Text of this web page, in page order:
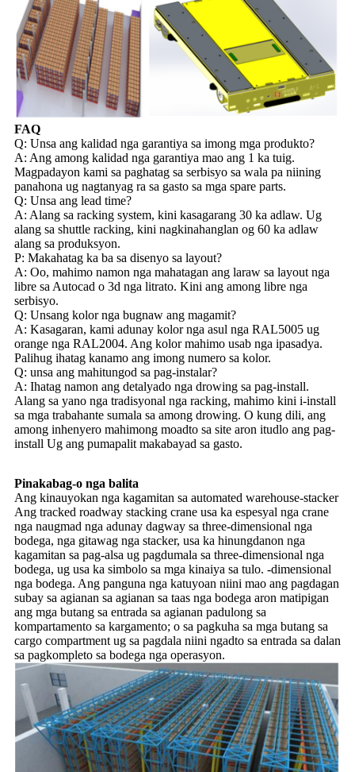
FAQ
Q: Unsa ang kalidad nga garantiya sa imong mga produkto?
A: Ang among kalidad nga garantiya mao ang 1 ka tuig.
Magpadayon kami sa paghatag sa serbisyo sa wala pa niining
panahona ug nagtanyag ra sa gasto sa mga spare parts.
Q: Unsa ang lead time?
A: Alang sa racking system, kini kasagarang 30 ka adlaw. Ug
alang sa shuttle racking, kini nagkinahanglan og 60 ka adlaw
alang sa produksyon.
P: Makahatag ka ba sa disenyo sa layout?
A: Oo, mahimo namon nga mahatagan ang laraw sa layout nga
libre sa Autocad o 3d nga litrato. Kini ang among libre nga
serbisyo.
Q: Unsang kolor nga bugnaw ang magamit?
A: Kasagaran, kami adunay kolor nga asul nga RAL5005 ug
orange nga RAL2004. Ang kolor mahimo usab nga ipasadya.
Palihug ihatag kanamo ang imong numero sa kolor.
Q: unsa ang mahitungod sa pag-instalar?
A: Ihatag namon ang detalyado nga drowing sa pag-install.
Alang sa yano nga tradisyonal nga racking, mahimo kini i-install
sa mga trabahante sumala sa among drowing. O kung dili, ang
among inhenyero mahimong moadto sa site aron itudlo ang pag-
install Ug ang pumapalit makabayad sa gasto.
Pinakabag-o nga balita
Ang kinauyokan nga kagamitan sa automated warehouse-stacker
Ang tracked roadway stacking crane usa ka espesyal nga crane
nga naugmad nga adunay dagway sa three-dimensional nga
bodega, nga gitawag nga stacker, usa ka hinungdanon nga
kagamitan sa pag-alsa ug pagdumala sa three-dimensional nga
bodega, ug usa ka simbolo sa mga kinaiya sa tulo. -dimensional
nga bodega. Ang panguna nga katuyoan niini mao ang pagdagan
subay sa agianan sa agianan sa taas nga bodega aron matipigan
ang mga butang sa entrada sa agianan padulong sa
kompartamento sa kargamento; o sa pagkuha sa mga butang sa
cargo compartment ug sa pagdala niini ngadto sa entrada sa dalan
sa pagkompleto sa bodega nga operasyon.